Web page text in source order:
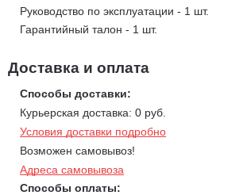
18-ти ступенчатая регулировка крутящего
Ударопрочный корпус.
Эргономичная прорезиненная ручка
Работа от 24V аккумулятора
Руководство по эксплуатации - 1 шт.
Гарантийный талон - 1 шт.
Доставка и оплата
Способы доставки:
Курьерская доставка: 0 руб.
Условия доставки подробно
Возможен самовывоз!
Адреса самовывоза
Способы оплаты: